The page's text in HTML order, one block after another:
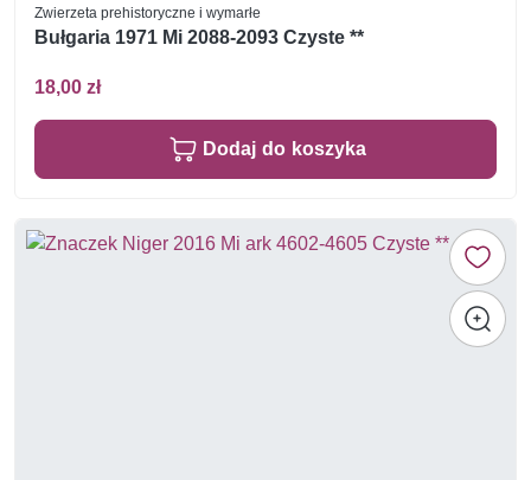
Zwierzeta prehistoryczne i wymarłe
Bułgaria 1971 Mi 2088-2093 Czyste **
18,00 zł
Dodaj do koszyka